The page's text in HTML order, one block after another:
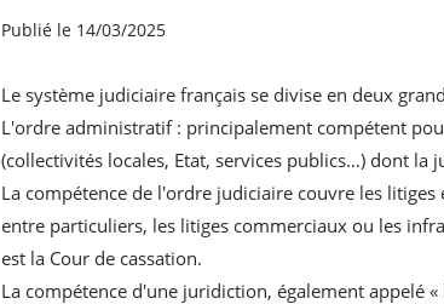
Publié le 14/03/2025
Le système judiciaire français se divise en deux
L'ordre administratif : principalement compétent
(collectivités locales, Etat, services publics…) dont la
La compétence de l'ordre judiciaire couvre les
entre particuliers, les litiges commerciaux ou les
est la Cour de cassation.
La compétence d'une juridiction, également appelé «